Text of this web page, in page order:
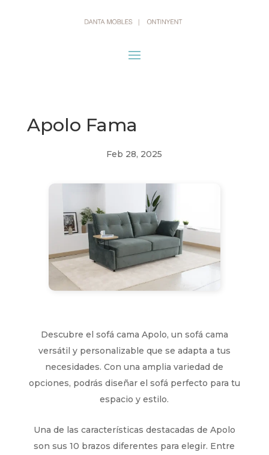
Apolo Fama
Feb 28, 2025
Descubre el sofá cama Apolo, un sofá cama
versátil y personalizable que se adapta a tus
necesidades. Con una amplia variedad de
opciones, podrás diseñar el sofá perfecto para tu
espacio y estilo.
Una de las características destacadas de Apolo
son sus 10 brazos diferentes para elegir. Entre